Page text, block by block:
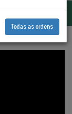
Toggle
Todas as ordens